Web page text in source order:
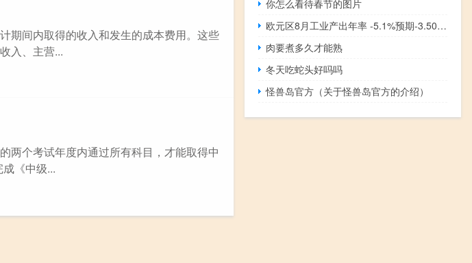
期间内取得的收入和发生的成本费用。这些
入、主营...
两个考试年度内通过所有科目，才能取得中
《中级...
你怎么看待春节的图片
欧元区8月工业产出年率 -5.1%预期-3.50%前值-2.20%月率 0.6%预期0.10%前值-1.10%
肉要煮多久才能熟
冬天吃蛇头好吗吗
怪兽岛官方（关于怪兽岛官方的介绍）